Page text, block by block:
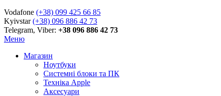
Vodafone (+38) 099 425 66 85
Kyivstar(+38) 096 886 42 73
Telegram, Viber: +38 096 886 42 73
Меню
Магазин
Ноутбуки
Системні блоки та ПК
Техніка Apple
Аксесуари